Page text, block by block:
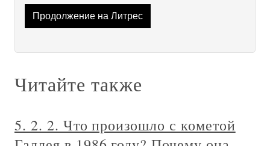
Продолжение на Литрес
Читайте также
5. 2. 2. Что произошло с кометой